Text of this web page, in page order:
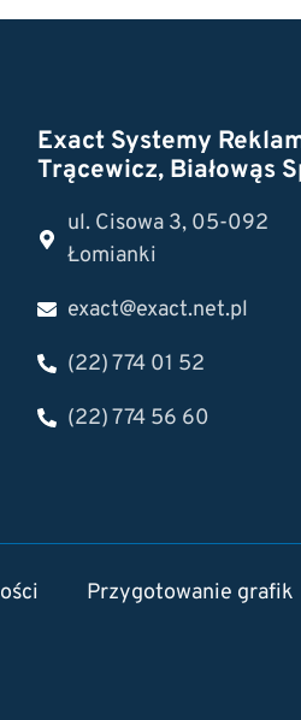
Exact Systemy
Trącewicz, Białowąs
ul. Cisowa 3, 05-092
Łomianki
exact@exact.net.pl
(22) 774 01 52
(22) 774 56 60
Przygotowanie grafik